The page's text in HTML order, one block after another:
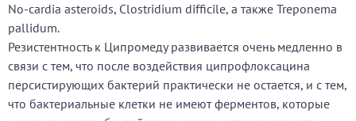
No-cardia asteroids, Clostridium difficile, а также Treponema
pallidum.
Резистентность к Ципромеду развивается очень медленно в
связи с тем, что после воздействия ципрофлоксацина
персистирующих бактерий практически не остается, и с тем,
что бактериальные клетки не имеют ферментов, которые